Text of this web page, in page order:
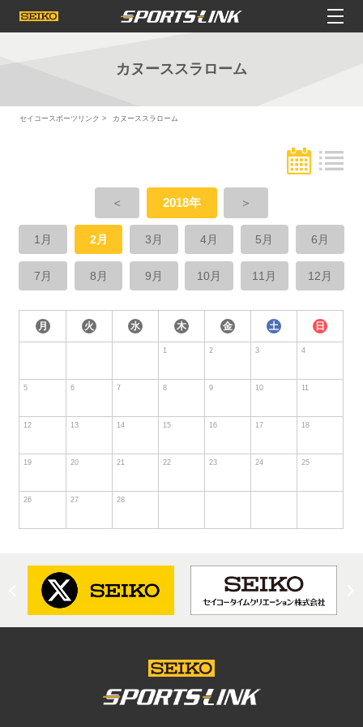
カヌーススラローム
セイコースポーツリンク カヌーススラローム
＜ 2018年 ＞
1月 2月 3月 4月 5月 6月
7月 8月 9月 10月 11月 12月
月 火 水 木 金 土 日
1 2 3 4
5 6 7 8 9 10 11
12 13 14 15 16 17 18
19 20 21 22 23 24 25
26 27 28